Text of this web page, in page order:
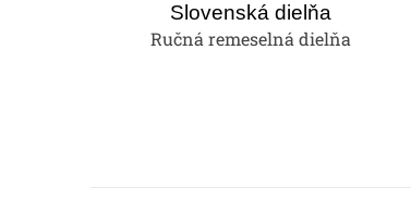
Slovenská dielňa
Ručná remeselná dielňa